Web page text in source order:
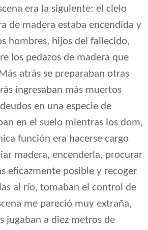
era la siguiente: el cielo
de madera estaba encendida y
hombres, hijos del fallecido,
los pedazos de madera que
atrás se preparaban otras
ingresaban más muertos
en una especie de
en el suelo mientras los dom,
función era hacerse cargo
madera, encenderla, procurar
eficazmente posible y recoger
al río, tomaban el control de
me pareció muy extraña,
jugaban a diez metros de